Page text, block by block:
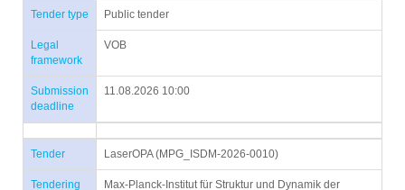
Tender type Public tender
Legal
framework
VOB
Submission
deadline
11.08.2026 10:00
Tender LaserOPA (MPG_ISDM-2026-0010)
Tendering
Max-Planck-Institut für Struktur und Dynamik der